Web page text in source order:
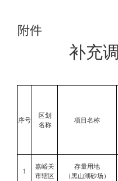
附件
补充
序号
区划
名称
项目名称
1
嘉峪关
市辖区
存量用地
（黑山湖砂场）